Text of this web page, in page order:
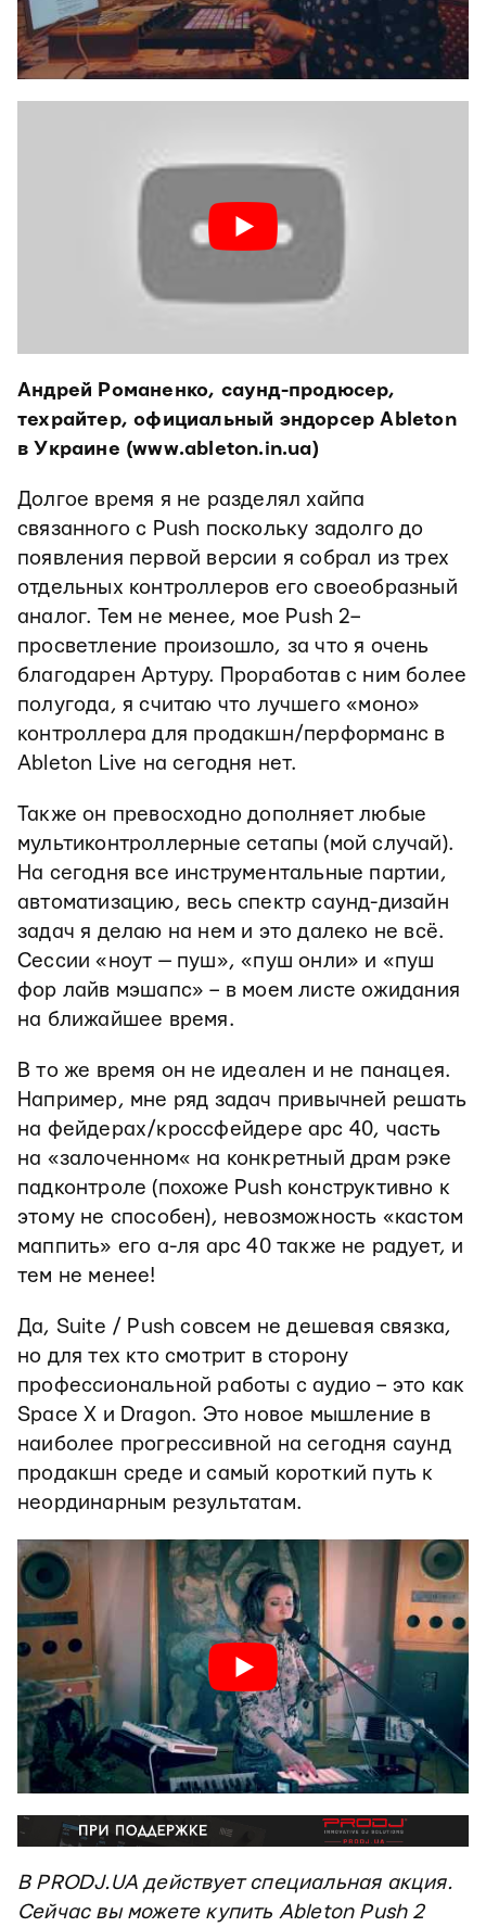
Андрей Романенко, саунд-продюсер,
техрайтер, официальный эндорсер Ableton
в Украине (www.ableton.in.ua)
Долгое время я не разделял хайпа
связанного с Push поскольку задолго до
появления первой версии я собрал из трех
отдельных контроллеров его своеобразный
аналог. Тем не менее, мое Push 2–
просветление произошло, за что я очень
благодарен Артуру. Проработав с ним более
полугода, я считаю что лучшего «моно»
контроллера для продакшн/перформанс в
Ableton Live на сегодня нет.
Также он превосходно дополняет любые
мультиконтроллерные сетапы (мой случай).
На сегодня все инструментальные партии,
автоматизацию, весь спектр саунд-дизайн
задач я делаю на нем и это далеко не всё.
Сессии «ноут — пуш», «пуш онли» и «пуш
фор лайв мэшапс» – в моем листе ожидания
на ближайшее время.
В то же время он не идеален и не панацея.
Например, мне ряд задач привычней решать
на фейдерах/кроссфейдере арс 40, часть
на «залоченном« на конкретный драм рэке
падконтроле (похоже Push конструктивно к
этому не способен), невозможность «кастом
маппить» его а-ля apc 40 также не радует, и
тем не менее!
Да, Suite / Push совсем не дешевая связка,
но для тех кто смотрит в сторону
профессиональной работы с аудио – это как
Space X и Dragon. Это новое мышление в
наиболее прогрессивной на сегодня саунд
продакшн среде и самый короткий путь к
неординарным результатам.
В PRODJ.UA действует специальная акция.
Сейчас вы можете купить Ableton Push 2